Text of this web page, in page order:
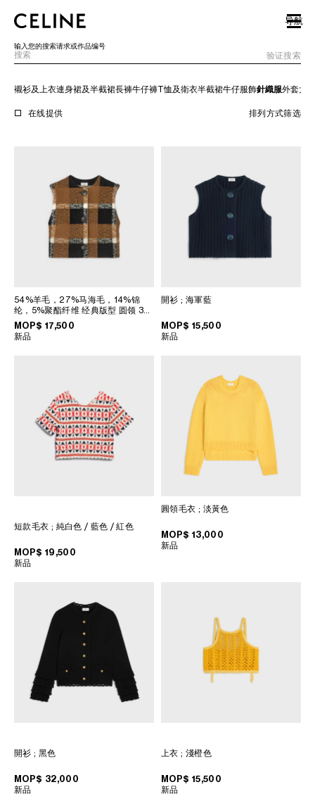
SKIP TO FOOTER CONTENT
跳转至主导览页
导航
输入您的搜索请求或作品编号
验证搜索
襯衫及上衣連身裙及半截裙長褲牛仔褲T恤及衛衣半截裙牛仔服飾針織服外套大褸
在线提供 排列方式筛选
54%羊毛，27%马海毛，14%锦
纶，5%聚酯纤维 经典版型 圆领 3枚
镌刻CELINE PARIS标识的纽扣 意
大利制造 编号：RV1Q84J31.GDS1
; 白色／黑色／駝色
MOP$ 17,500
新品
開衫; 海軍藍
MOP$ 15,500
新品
短款毛衣 ; 純白色 / 藍色 / 紅色
MOP$ 19,500
新品
圓領毛衣 ; 淡黃色
MOP$ 13,000
新品
開衫; 黑色
MOP$ 32,000
新品
上衣; 淺橙色
MOP$ 15,500
新品
欧洲
亚洲（国家/地区）
澳门特别行政区
香港特别行政区
马来西亚
菲律宾
印度
大洋洲
国际